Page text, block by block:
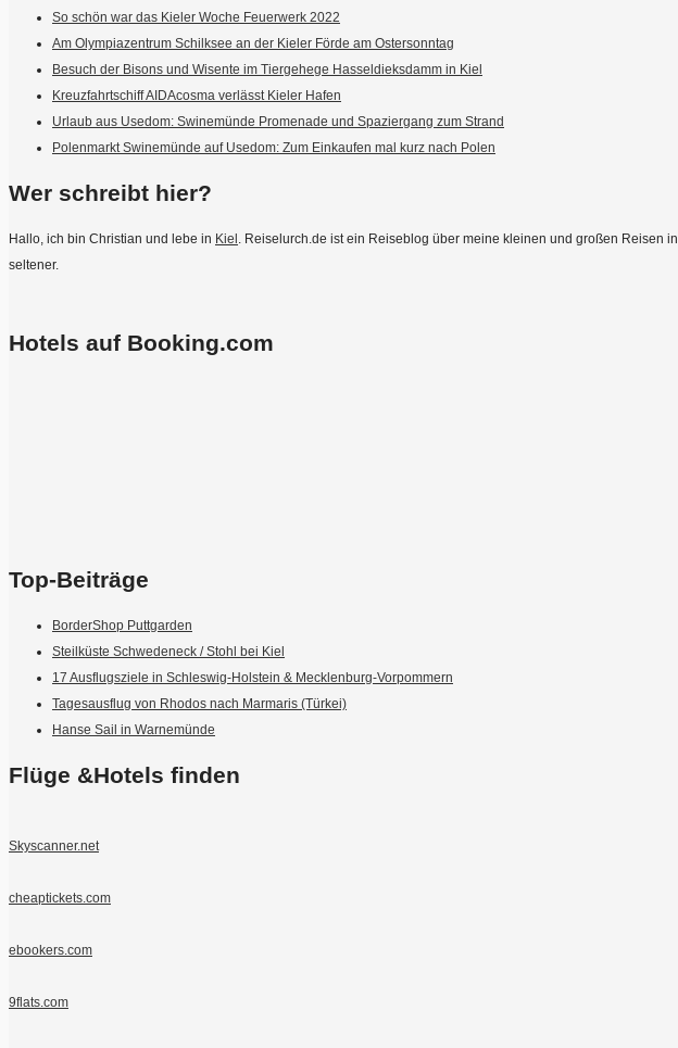
So schön war das Kieler Woche Feuerwerk 2022
Am Olympiazentrum Schilksee an der Kieler Förde am Ostersonntag
Besuch der Bisons und Wisente im Tiergehege Hasseldieksdamm in Kiel
Kreuzfahrtschiff AIDAcosma verlässt Kieler Hafen
Urlaub aus Usedom: Swinemünde Promenade und Spaziergang zum Strand
Polenmarkt Swinemünde auf Usedom: Zum Einkaufen mal kurz nach Polen
Wer schreibt hier?
Hallo, ich bin Christian und lebe in Kiel. Reiselurch.de ist ein Reiseblog über meine kleinen und großen Reisen in
seltener.
Hotels auf Booking.com
Top-Beiträge
BorderShop Puttgarden
Steilküste Schwedeneck / Stohl bei Kiel
17 Ausflugsziele in Schleswig-Holstein & Mecklenburg-Vorpommern
Tagesausflug von Rhodos nach Marmaris (Türkei)
Hanse Sail in Warnemünde
Flüge &Hotels finden
Skyscanner.net
cheaptickets.com
ebookers.com
9flats.com